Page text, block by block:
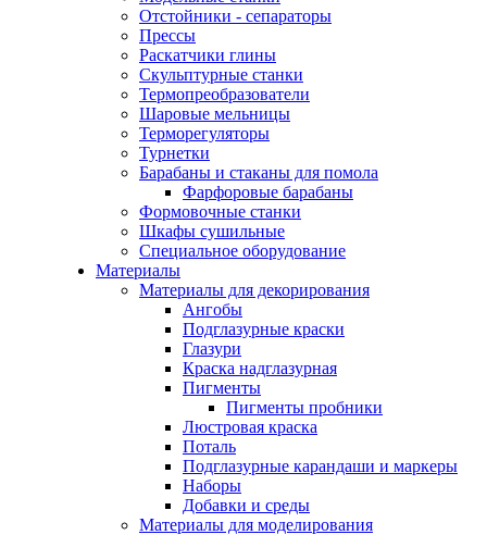
Отстойники - сепараторы
Прессы
Раскатчики глины
Скульптурные станки
Термопреобразователи
Шаровые мельницы
Терморегуляторы
Турнетки
Барабаны и стаканы для помола
Фарфоровые барабаны
Формовочные станки
Шкафы сушильные
Специальное оборудование
Материалы
Материалы для декорирования
Ангобы
Подглазурные краски
Глазури
Краска надглазурная
Пигменты
Пигменты пробники
Люстровая краска
Поталь
Подглазурные карандаши и маркеры
Наборы
Добавки и среды
Материалы для моделирования